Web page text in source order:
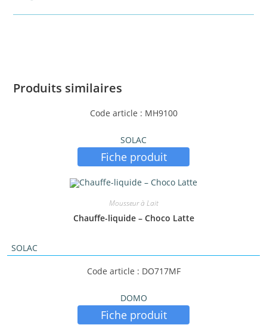
Produits similaires
Code article : MH9100
SOLAC
Fiche produit
Mousseur à Lait
Chauffe-liquide – Choco Latte
SOLAC
Code article : DO717MF
DOMO
Fiche produit